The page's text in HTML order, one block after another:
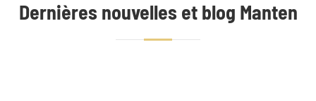
Dernières nouvelles et blog Manten